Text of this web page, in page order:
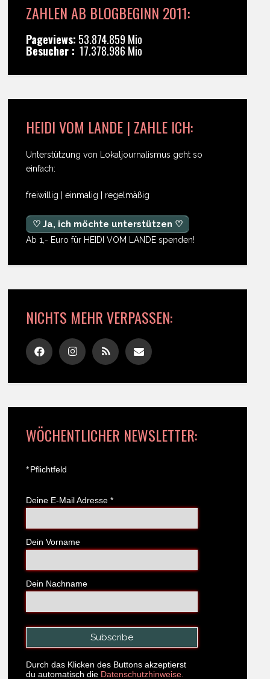
ZAHLEN AB BLOGBEGINN 2011:
Pageviews: 53.874.859 Mio
Besucher : 17.378.986 Mio
HEIDI VOM LANDE | ZAHLE ICH:
Unterstützung von Lokaljournalismus geht so
einfach:
freiwillig | einmalig | regelmäßig
♡ Ja, ich möchte unterstützen ♡
Ab 1,- Euro für HEIDI VOM LANDE spenden!
NICHTS MEHR VERPASSEN:
WÖCHENTLICHER NEWSLETTER:
*Pflichtfeld
Deine E-Mail Adresse *
Dein Vorname
Dein Nachname
Durch das Klicken des Buttons akzeptierst
du automatisch die Datenschutzhinweise.